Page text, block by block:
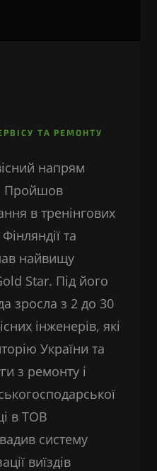
ТА РЕМОНТУ
напрям
Пройшов
в тренінгових
та
найвищу
Star. Під його
зросла з 2 до 30
інженерів, які
України та
з ремонту і
в ТОВ
систему
виїздів